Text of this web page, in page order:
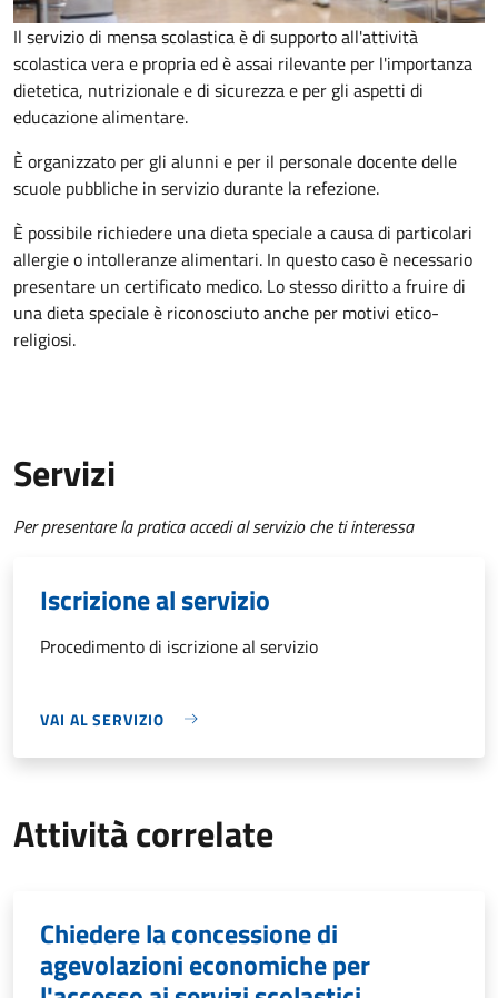
Il servizio di mensa scolastica è di supporto all'attività
scolastica vera e propria ed è assai rilevante per l'importanza
dietetica, nutrizionale e di sicurezza e per gli aspetti di
educazione alimentare.
È organizzato per gli alunni e per il personale docente delle
scuole pubbliche in servizio durante la refezione.
È possibile richiedere una dieta speciale a causa di particolari
allergie o intolleranze alimentari. In questo caso è necessario
presentare un certificato medico. Lo stesso diritto a fruire di
una dieta speciale è riconosciuto anche per motivi etico-
religiosi.
Servizi
Per presentare la pratica accedi al servizio che ti interessa
Iscrizione al servizio
Procedimento di iscrizione al servizio
VAI AL SERVIZIO
Attività correlate
Chiedere la concessione di
agevolazioni economiche per